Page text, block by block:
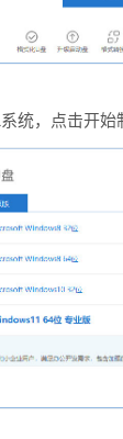
统，点击开始